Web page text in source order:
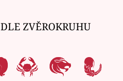
ZVĚROKRUHU